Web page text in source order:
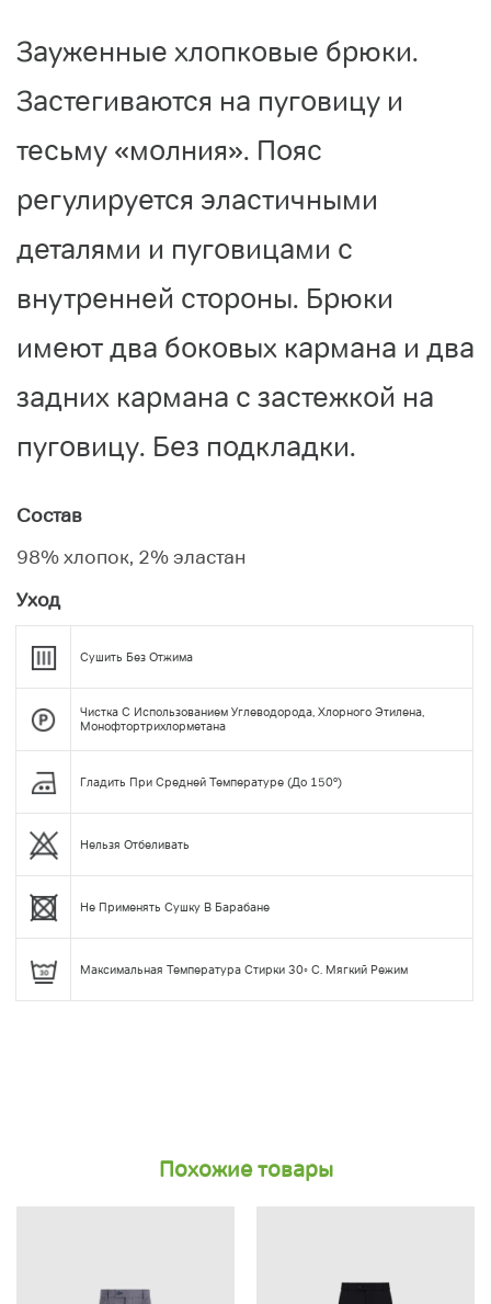
Зауженные хлопковые брюки.
Застегиваются на пуговицу и
тесьму «молния». Пояс
регулируется эластичными
деталями и пуговицами с
внутренней стороны. Брюки
имеют два боковых кармана и два
задних кармана с застежкой на
пуговицу. Без подкладки.
Состав
98% хлопок, 2% эластан
Уход
Сушить Без Отжима
Чистка С Использованием Углеводорода, Хлорного Этилена,
Монофтортрихлорметана
Гладить При Средней Температуре (до 150°)
Нельзя Отбеливать
Не Применять Сушку В Барабане
Максимальная Температура Стирки 30◦ С. Мягкий Режим
Похожие товары